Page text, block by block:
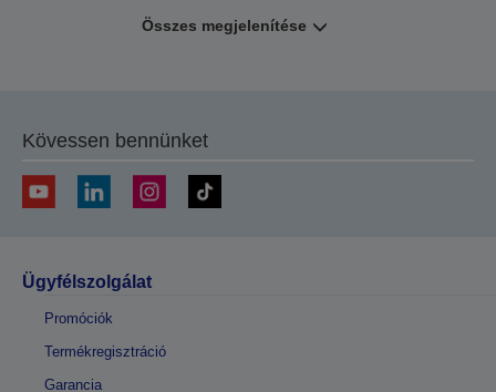
Összes megjelenítése
Kövessen bennünket
Ügyfélszolgálat
Promóciók
Termékregisztráció
Garancia